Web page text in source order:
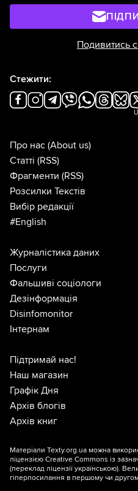
Подивитись
Стежити:
Про нас (About us)
Статті (RSS)
Фрагменти (RSS)
Розсилки Текстів
Вибір редакції
#English
Журналістика даних
Послуги
Фальшиві соціологи
Дезінформація
Disinfomonitor
Інтернам
Підтримай нас!
Наш магазин
Графік Дня
Архів блогів
Архів книг
Матеріали Texty.org.ua можна
ліцензією Creative Commons із
(переклад ліцензії українською).
гіперпосилання в першому чи